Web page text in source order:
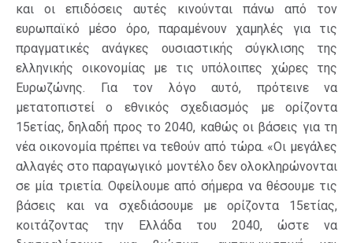
και οι επιδόσεις αυτές κινούνται πάνω από τον
ευρωπαϊκό μέσο όρο, παραμένουν χαμηλές για τις
πραγματικές ανάγκες ουσιαστικής σύγκλισης της
ελληνικής οικονομίας με τις υπόλοιπες χώρες της
Ευρωζώνης. Για τον λόγο αυτό, πρότεινε να
μετατοπιστεί ο εθνικός σχεδιασμός με ορίζοντα
15ετίας, δηλαδή προς το 2040, καθώς οι βάσεις για τη
νέα οικονομία πρέπει να τεθούν από τώρα. «Οι μεγάλες
αλλαγές στο παραγωγικό μοντέλο δεν ολοκληρώνονται
σε μία τριετία. Οφείλουμε από σήμερα να θέσουμε τις
βάσεις και να σχεδιάσουμε με ορίζοντα 15ετίας,
κοιτάζοντας την Ελλάδα του 2040, ώστε να